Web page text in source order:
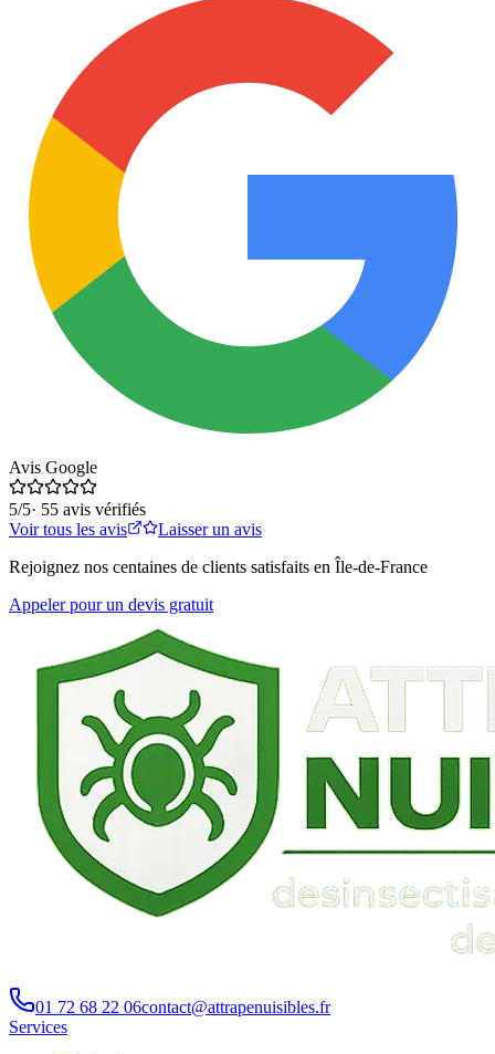
Avis Google
5/5· 55 avis vérifiés
Voir tous les avis
Laisser un avis
Rejoignez nos centaines de clients satisfaits en Île-de-France
Appeler pour un devis gratuit
01 72 68 22 06contact@attrapenuisibles.fr
Services